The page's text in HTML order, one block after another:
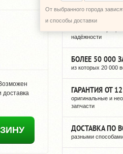
доставка
От выбранного города
и способы доставки
12 ЛЕТ
надёжности
БОЛЕЕ 50 000
из которых 20 000
ГАРАНТИЯ ОТ
оригинальные и
запчасти
ДОСТАВКА ПО
разными